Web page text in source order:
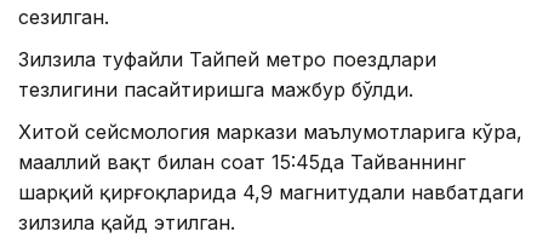
сезилган.
Зилзила туфайли Тайпей метро поездлари
тезлигини пасайтиришга мажбур бўлди.
Хитой сейсмология маркази маълумотларига кўра,
маҳаллий вақт билан соат 15:45да Тайваннинг
шарқий қирғоқларида 4,9 магнитудали навбатдаги
зилзила қайд этилган.